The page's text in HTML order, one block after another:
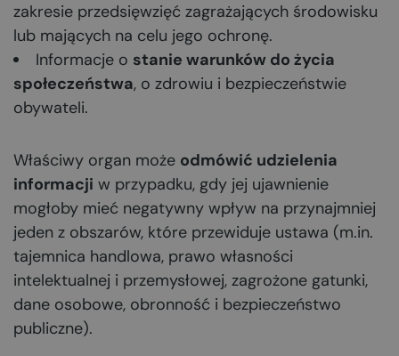
zakresie przedsięwzięć zagrażających środowisku
lub mających na celu jego ochronę.
Informacje o stanie warunków do życia
społeczeństwa, o zdrowiu i bezpieczeństwie
obywateli.
Właściwy organ może odmówić udzielenia
informacji w przypadku, gdy jej ujawnienie
mogłoby mieć negatywny wpływ na przynajmniej
jeden z obszarów, które przewiduje ustawa (m.in.
tajemnica handlowa, prawo własności
intelektualnej i przemysłowej, zagrożone gatunki,
dane osobowe, obronność i bezpieczeństwo
publiczne).